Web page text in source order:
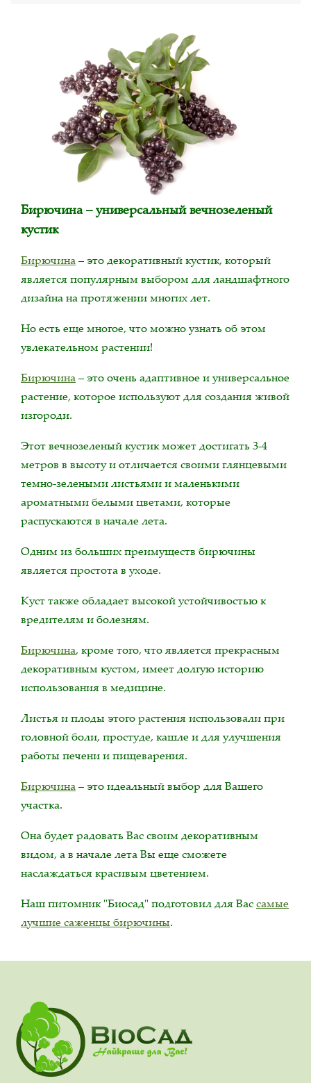
Бирючина – универсальный вечнозеленый
кустик
Бирючина– это декоративный кустик, который
является популярным выбором для ландшафтного
дизайна на протяжении многих лет.
Но есть еще многое, что можно узнать об этом
увлекательном растении!
Бирючина– это очень адаптивное и универсальное
растение, которое используют для создания живой
изгороди.
Этот вечнозеленый кустик может достигать 3-4
метров в высоту и отличается своими глянцевыми
темно-зелеными листьями и маленькими
ароматными белыми цветами, которые
распускаются в начале лета.
Одним из больших преимуществ бирючины
является простота в уходе.
Куст также обладает высокой устойчивостью к
вредителям и болезням.
Бирючина, кроме того, что является прекрасным
декоративным кустом, имеет долгую историю
использования в медицине.
Листья и плоды этого растения использовали при
головной боли, простуде, кашле и для улучшения
работы печени и пищеварения.
Бирючина– это идеальный выбор для Вашего
участка.
Она будет радовать Вас своим декоративным
видом, а в начале лета Вы еще сможете
наслаждаться красивым цветением.
Наш питомник "Биосад" подготовил для Вассамые
лучшие саженцы бирючины.